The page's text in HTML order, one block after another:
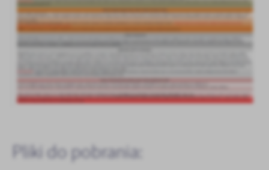
treści w postaci wiadomości, ofert, komunikatów mediów
społecznościowych.
Pliki do pobrania: